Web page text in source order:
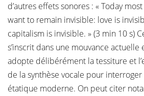
d’autres effets sonores : « Today
want to remain invisible: love is
capitalism is invisible. » (3 min 10 s)
s’inscrit dans une mouvance actuelle
adopte délibérément la tessiture et
de la synthèse vocale pour
étatique moderne. On peut citer